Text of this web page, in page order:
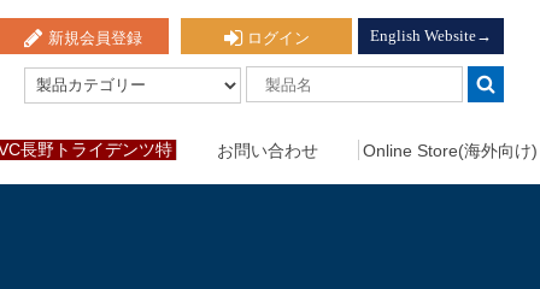
新規会員登録 ログイン English Website→
長野トライデンツ特
お問い合わせ Online Store(海外向け)